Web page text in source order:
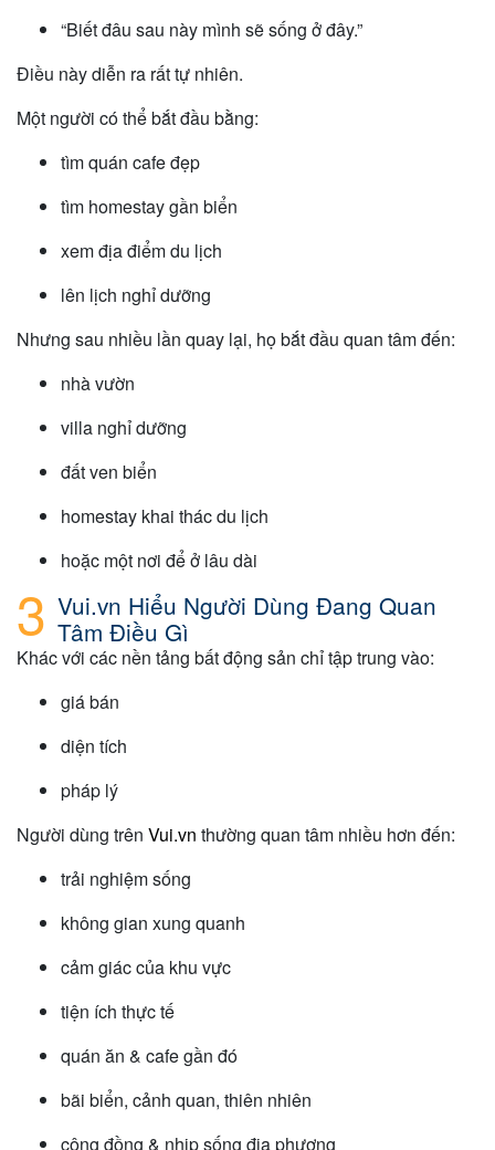
“Biết đâu sau này mình sẽ sống ở đây.”
Điều này diễn ra rất tự nhiên.
Một người có thể bắt đầu bằng:
tìm quán cafe đẹp
tìm homestay gần biển
xem địa điểm du lịch
lên lịch nghỉ dưỡng
Nhưng sau nhiều lần quay lại, họ bắt đầu quan tâm đến:
nhà vườn
villa nghỉ dưỡng
đất ven biển
homestay khai thác du lịch
hoặc một nơi để ở lâu dài
Vui.vn Hiểu Người Dùng Đang Quan
Tâm Điều Gì
Khác với các nền tảng bất động sản chỉ tập trung vào:
giá bán
diện tích
pháp lý
Người dùng trên Vui.vn thường quan tâm nhiều hơn đến:
trải nghiệm sống
không gian xung quanh
cảm giác của khu vực
tiện ích thực tế
quán ăn & cafe gần đó
bãi biển, cảnh quan, thiên nhiên
cộng đồng & nhịp sống địa phương